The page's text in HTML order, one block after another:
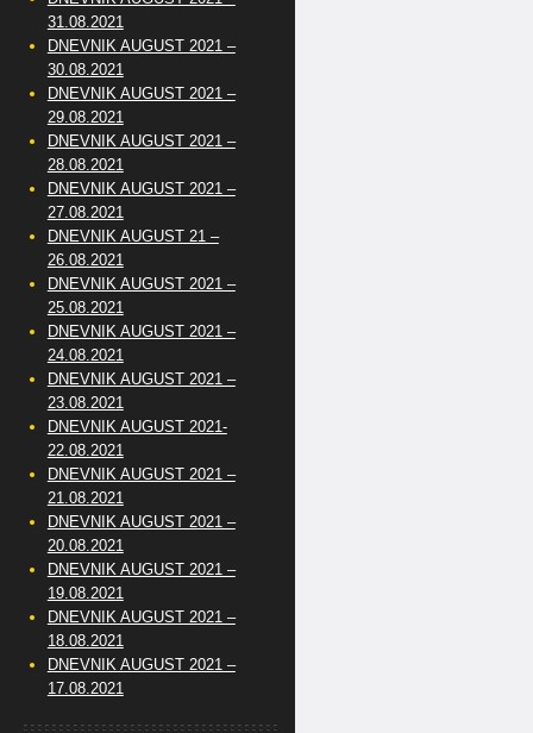
31.08.2021
DNEVNIK AUGUST 2021 –
30.08.2021
DNEVNIK AUGUST 2021 –
29.08.2021
DNEVNIK AUGUST 2021 –
28.08.2021
DNEVNIK AUGUST 2021 –
27.08.2021
DNEVNIK AUGUST 21 –
26.08.2021
DNEVNIK AUGUST 2021 –
25.08.2021
DNEVNIK AUGUST 2021 –
24.08.2021
DNEVNIK AUGUST 2021 –
23.08.2021
DNEVNIK AUGUST 2021-
22.08.2021
DNEVNIK AUGUST 2021 –
21.08.2021
DNEVNIK AUGUST 2021 –
20.08.2021
DNEVNIK AUGUST 2021 –
19.08.2021
DNEVNIK AUGUST 2021 –
18.08.2021
DNEVNIK AUGUST 2021 –
17.08.2021